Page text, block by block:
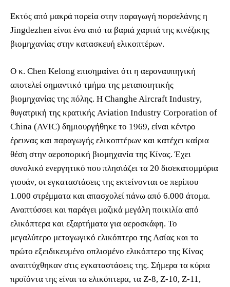
Εκτός από μακρά πορεία στην παραγωγή πορσελάνης η
Jingdezhen είναι ένα από τα βαριά χαρτιά της κινέζικης
βιομηχανίας στην κατασκευή ελικοπτέρων.
Ο κ. Chen Kelong επισημαίνει ότι η αεροναυπηγική
αποτελεί σημαντικό τμήμα της μεταποιητικής
βιομηχανίας της πόλης. H Changhe Aircraft Industry,
θυγατρική της κρατικής Aviation Industry Corporation of
China (AVIC) δημιουργήθηκε το 1969, είναι κέντρο
έρευνας και παραγωγής ελικοπτέρων και κατέχει καίρια
θέση στην αεροπορική βιομηχανία της Κίνας. Έχει
συνολικό ενεργητικό που πλησιάζει τα 20 δισεκατομμύρια
γιουάν, οι εγκαταστάσεις της εκτείνονται σε περίπου
1.000 στρέμματα και απασχολεί πάνω από 6.000 άτομα.
Αναπτύσσει και παράγει μαζικά μεγάλη ποικιλία από
ελικόπτερα και εξαρτήματα για αεροσκάφη. Το
μεγαλύτερο μεταγωγικό ελικόπτερο της Ασίας και το
πρώτο εξειδικευμένο οπλισμένο ελικόπτερο της Κίνας
αναπτύχθηκαν στις εγκαταστάσεις της. Σήμερα τα κύρια
προϊόντα της είναι τα ελικόπτερα, τα Z-8, Z-10, Z-11,